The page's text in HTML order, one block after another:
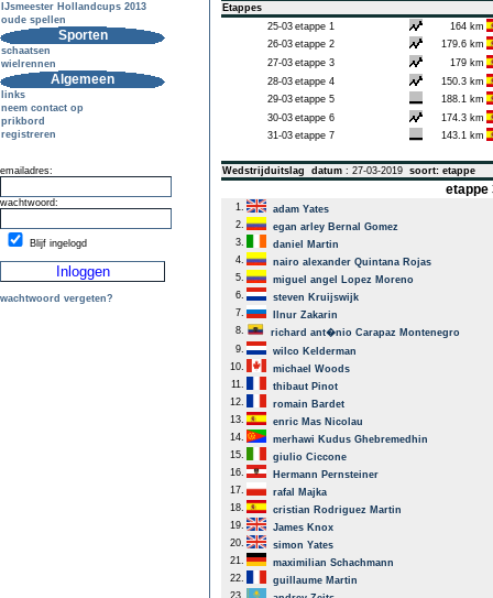
IJsmeester Hollandcups 2013
oude spellen
Sporten
schaatsen
wielrennen
Algemeen
links
neem contact op
prikbord
registreren
emailadres:
wachtwoord:
Blijf ingelogd
wachtwoord vergeten?
Etappes
25-03 etappe 1
164 km
26-03 etappe 2
179.6 km
27-03 etappe 3
179 km
28-03 etappe 4
150.3 km
29-03 etappe 5
188.1 km
30-03 etappe 6
174.3 km
31-03 etappe 7 143.1 km
Wedstrijduitslag datum : 27-03-2019 soort: etappe
etappe
1.
adam Yates
2.
egan arley Bernal Gomez
3.
daniel Martin
4.
nairo alexander Quintana Rojas
5.
miguel angel Lopez Moreno
6.
steven Kruijswijk
7.
Ilnur Zakarin
8.
richard ant�nio Carapaz Montenegro
9.
wilco Kelderman
10.
michael Woods
11.
thibaut Pinot
12.
romain Bardet
13.
enric Mas Nicolau
14.
merhawi Kudus Ghebremedhin
15.
giulio Ciccone
16.
Hermann Pernsteiner
17.
rafal Majka
18.
cristian Rodriguez Martin
19.
James Knox
20.
simon Yates
21.
maximilian Schachmann
22.
guillaume Martin